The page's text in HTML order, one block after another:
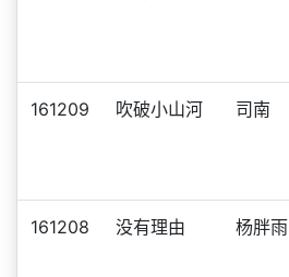
161209 吹破小山河 司南
161208 没有理由 杨胖雨